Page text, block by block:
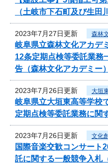
（土岐市下石町及び生田
2023年7月27日更新 森林
岐阜県立森林文化アカデ
12条定期点検等委託業務
告（森林文化アカデミー）
2023年7月26日更新 大垣
岐阜県立大垣東高等学校
定期点検等委託業務に関
2023年7月26日更新 文化
国際音楽交歓コンサート
託に関する一般競争入札